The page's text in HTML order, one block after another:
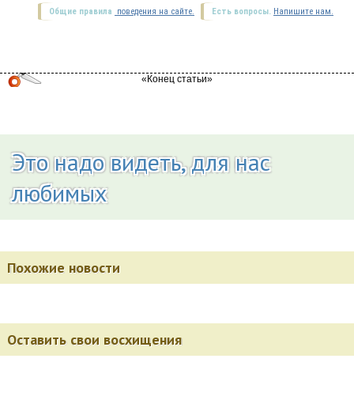
Есть вопросы. Напишите нам.
Общие правила поведения на сайте.
Это надо видеть, для нас
любимых
Похожие новости
Оставить свои восхищения